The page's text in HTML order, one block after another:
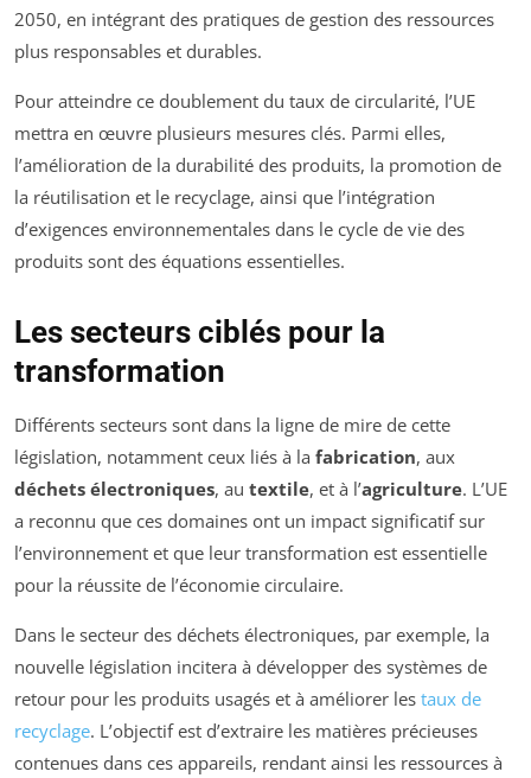
2050, en intégrant des pratiques de gestion des ressources
plus responsables et durables.
Pour atteindre ce doublement du taux de circularité, l’UE
mettra en œuvre plusieurs mesures clés. Parmi elles,
l’amélioration de la durabilité des produits, la promotion de
la réutilisation et le recyclage, ainsi que l’intégration
d’exigences environnementales dans le cycle de vie des
produits sont des équations essentielles.
Les secteurs ciblés pour la
transformation
Différents secteurs sont dans la ligne de mire de cette
législation, notamment ceux liés à la fabrication, aux
déchets électroniques, au textile, et à l’agriculture. L’UE
a reconnu que ces domaines ont un impact significatif sur
l’environnement et que leur transformation est essentielle
pour la réussite de l’économie circulaire.
Dans le secteur des déchets électroniques, par exemple, la
nouvelle législation incitera à développer des systèmes de
retour pour les produits usagés et à améliorer les taux de
recyclage. L’objectif est d’extraire les matières précieuses
contenues dans ces appareils, rendant ainsi les ressources à